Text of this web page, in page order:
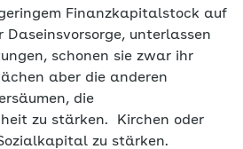
Finanzkapitalstock auf
unterlassen
schonen sie zwar ihr
aber die anderen
die
zu stärken. Kirchen oder
zu stärken.